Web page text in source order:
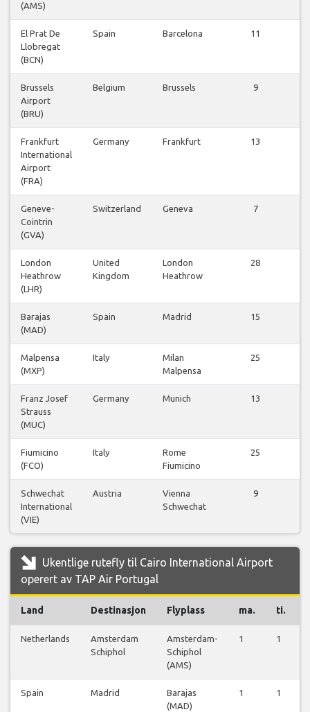
(AMS)
El Prat De
Llobregat
(BCN)
Spain Barcelona
11
Brussels
Airport
(BRU)
Belgium Brussels
9
Frankfurt
International
Airport
(FRA)
Germany Frankfurt
13
Geneve-
Cointrin
(GVA)
Switzerland Geneva
7
London
Heathrow
(LHR)
United
Kingdom
London
Heathrow
28
Barajas
(MAD)
Spain Madrid
15
Malpensa
(MXP)
Italy
Milan
Malpensa
25
Franz Josef
Strauss
(MUC)
Germany Munich
13
Fiumicino
(FCO)
Italy
Rome
Fiumicino
25
Schwechat
International
(VIE)
Austria
Vienna
Schwechat
9
Ukentlige rutefly til Cairo International Airport
operert av TAP Air Portugal
Land Destinasjon Flyplass ma. ti.
Netherlands
Amsterdam
Schiphol
Amsterdam-
Schiphol
(AMS)
1 1
Spain Madrid
Barajas
(MAD)
1 1